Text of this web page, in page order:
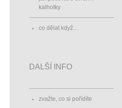
kalhotky
co dělat když...
DALŠÍ INFO
zvažte, co si pořídíte